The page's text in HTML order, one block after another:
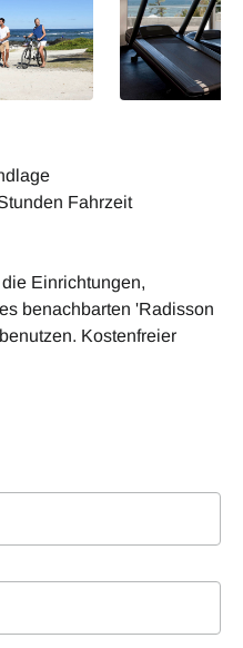
Fahrzeit
Einrichtungen,
benachbarten 'Radisson
Kostenfreier